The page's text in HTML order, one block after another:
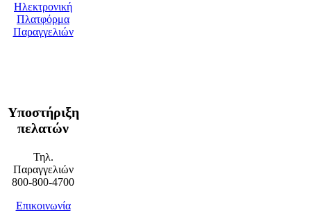
Ηλεκτρονική
Πλατφόρμα
Παραγγελιών
Υποστήριξη
πελατών
Τηλ.
Παραγγελιών
800-800-4700
Επικοινωνία